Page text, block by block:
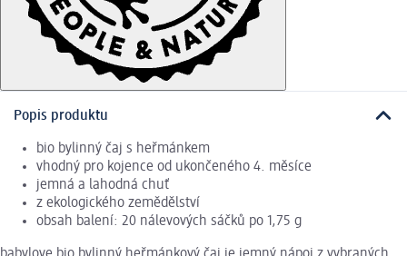
Popis produktu
bio bylinný čaj s heřmánkem
vhodný pro kojence od ukončeného 4. měsíce
jemná a lahodná chuť
z ekologického zemědělství
obsah balení: 20 nálevových sáčků po 1,75 g